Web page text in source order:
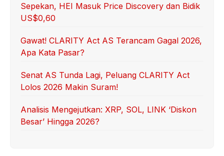
Sepekan, HEI Masuk Price Discovery dan Bidik
US$0,60
Gawat! CLARITY Act AS Terancam Gagal 2026,
Apa Kata Pasar?
Senat AS Tunda Lagi, Peluang CLARITY Act
Lolos 2026 Makin Suram!
Analisis Mengejutkan: XRP, SOL, LINK ‘Diskon
Besar’ Hingga 2026?